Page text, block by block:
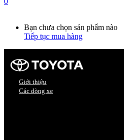
Bạn chưa chọn sản phẩm nào
Tiếp tục mua hàng
Giới thiệu
Các dòng xe